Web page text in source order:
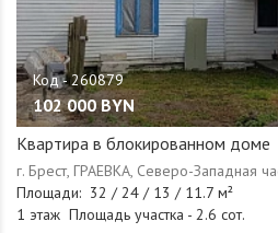
102 000 BYN
Квартира в блокированном доме